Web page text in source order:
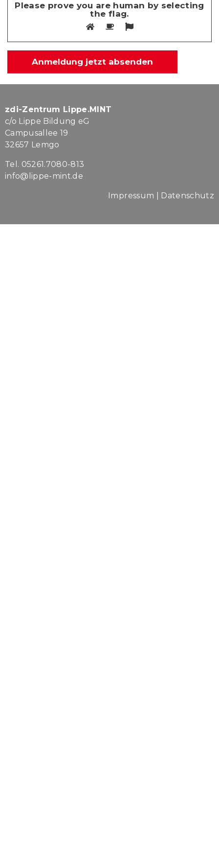
Please prove you are human by selecting
the flag.
zdi-Zentrum Lippe.MINT
c/o Lippe Bildung eG
Campusallee 19
32657 Lemgo
Tel. 05261.7080-813
info@lippe-mint.de
Impressum Datenschutz